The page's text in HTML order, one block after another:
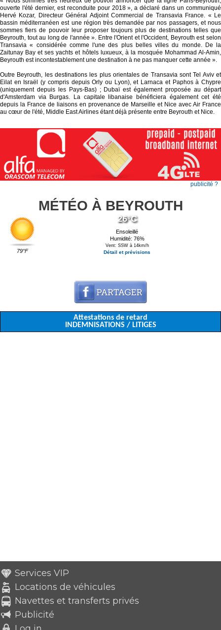
ouverte l'été dernier, est reconduite pour 2018 », a déclaré dans un communiqué
Hervé Kozar, Directeur Général Adjoint Commercial de Transavia France. « Le
bassin méditerranéen est une région très demandée par nos passagers, et nous
sommes fiers de pouvoir leur proposer toujours plus de destinations telles que
Beyrouth, tout au long de l'année ». Entre l'Orient et l'Occident, Beyrouth est selon
Transavia « considérée comme l'une des plus belles villes du monde. De la
Zaitunay Bay et ses yachts et hôtels luxueux, à la mosquée Mohammad Al-Amin,
Beyrouth est incontestablement une destination à ne pas manquer cette année ».
Outre Beyrouth, les destinations les plus orientales de Transavia sont Tel Aviv et
Eilat en Israël (y compris depuis Orly ou Lyon), et Larnaca et Paphos à Chypre
(uniquement depuis les Pays-Bas) ; Dubaï est également proposée au départ
d'Amsterdam via Burgas. La capitale libanaise bénéficiera également cet été
depuis la France de liaisons en provenance de Marseille et Nice avec Air France
au cœur de l'été, Middle East Airlines étant déjà présente entre Beyrouth et Nice.
publicité ?
MÉTÉO À BEYROUTH
79°F
26°C
Ensoleillé
Humidité: 76%
Vent: SSW à 14km/h
Détail et prévisions
Attestations de retard
INDEMNISATIONS / LITIGES
Services VIP
Locations de véhicules
Navettes et transferts privés
Publicité